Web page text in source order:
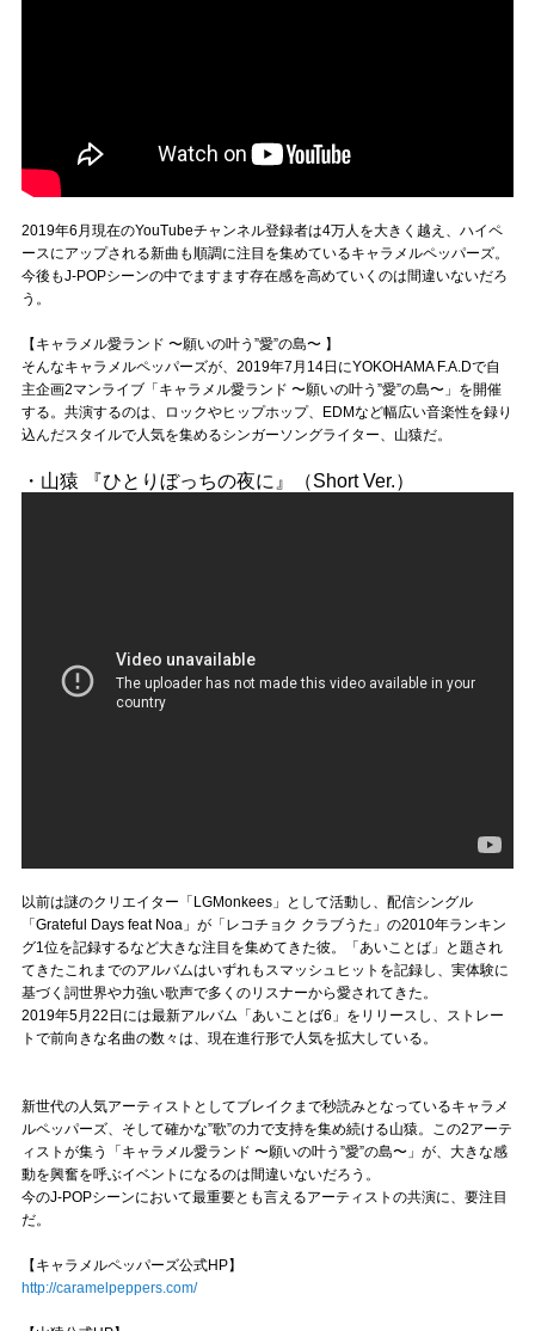
2019年6月現在のYouTubeチャンネル登録者は4万人を大きく越え、ハイペ
ースにアップされる新曲も順調に注目を集めているキャラメルペッパーズ。
今後もJ-POPシーンの中でますます存在感を高めていくのは間違いないだろ
う。
【キャラメル愛ランド 〜願いの叶う”愛”の島〜 】
そんなキャラメルペッパーズが、2019年7月14日にYOKOHAMA F.A.Dで自
主企画2マンライブ「キャラメル愛ランド 〜願いの叶う”愛”の島〜」を開催
する。共演するのは、ロックやヒップホップ、EDMなど幅広い音楽性を録り
込んだスタイルで人気を集めるシンガーソングライター、山猿だ。
・山猿 『ひとりぼっちの夜に』（Short Ver.）
以前は謎のクリエイター「LGMonkees」として活動し、配信シングル
「Grateful Days feat Noa」が「レコチョク クラブうた」の2010年ランキン
グ1位を記録するなど大きな注目を集めてきた彼。「あいことば」と題され
てきたこれまでのアルバムはいずれもスマッシュヒットを記録し、実体験に
基づく詞世界や力強い歌声で多くのリスナーから愛されてきた。
2019年5月22日には最新アルバム「あいことば6」をリリースし、ストレー
トで前向きな名曲の数々は、現在進行形で人気を拡大している。
新世代の人気アーティストとしてブレイクまで秒読みとなっているキャラメ
ルペッパーズ、そして確かな”歌”の力で支持を集め続ける山猿。この2アーテ
ィストが集う「キャラメル愛ランド 〜願いの叶う”愛”の島〜」が、大きな感
動を興奮を呼ぶイベントになるのは間違いないだろう。
今のJ-POPシーンにおいて最重要とも言えるアーティストの共演に、要注目
だ。
【キャラメルペッパーズ公式HP】
http://caramelpeppers.com/